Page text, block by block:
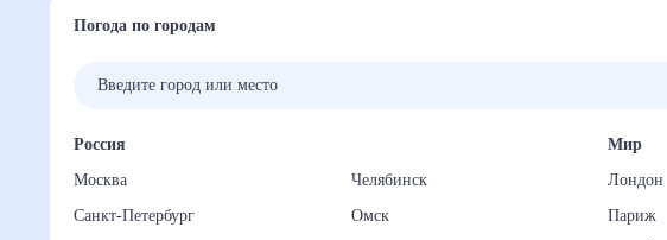
Погода по городам
Россия
Москва
Санкт-Петербург
Челябинск
Омск
Мир
Лондон
Париж